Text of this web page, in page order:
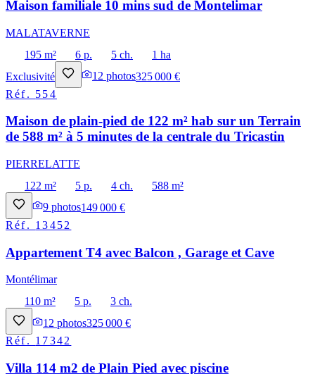
Maison familiale 10 mins sud de Montelimar
MALATAVERNE
195 m²
6 p. 5 ch.
1 ha
Exclusivité
12 photos325 000 €
Réf. 554
Maison de plain-pied de 122 m² hab sur un Terrain
de 588 m² à 5 minutes de la centrale du Tricastin
PIERRELATTE
122 m²
5 p. 4 ch.
588 m²
9 photos149 000 €
Réf. 13452
Appartement T4 avec Balcon , Garage et Cave
Montélimar
110 m²
5 p.
3 ch.
12 photos325 000 €
Réf. 17342
Villa 114 m2 de Plain Pied avec piscine